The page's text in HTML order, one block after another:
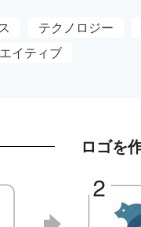
テクノロジー
イティブ
ロゴを